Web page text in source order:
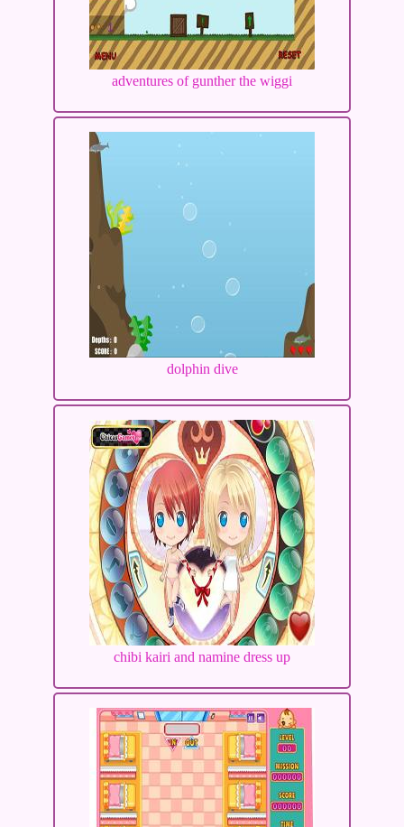
adventures of gunther the wiggi
dolphin dive
chibi kairi and namine dress up